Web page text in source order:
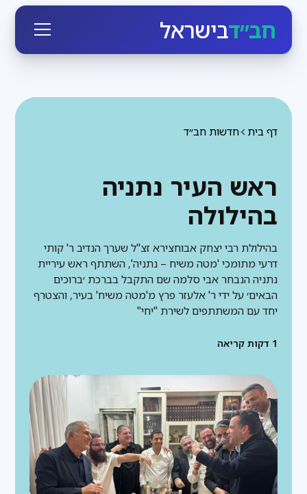
חב״דבישראל
חדשות חב״ד דף בית
ראש העיר נתניה
בהילולה
בהילולת רבי יצחק אבוחצירא זצ"ל שערך הנדיב ר' קותי
דרעי מתומכי 'מטה משיח – נתניה', השתתף ראש עיריית
נתניה הנבחר אבי סלמה שם התקבל בברכת ׳ברוכים
הבאים׳ על ידי ר' אלעזר פרץ מ'מטה משיח' בעיר, והצטרף
יחד עם המשתתפים לשירת "יחי"
1 דקות קריאה